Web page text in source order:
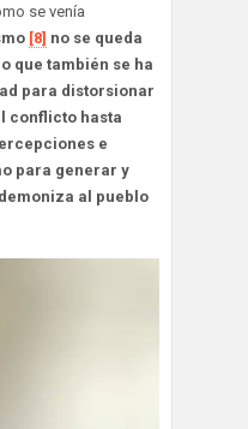
se venía
[8] no se queda
que también se ha
para distorsionar
conflicto hasta
e
para generar y
al pueblo